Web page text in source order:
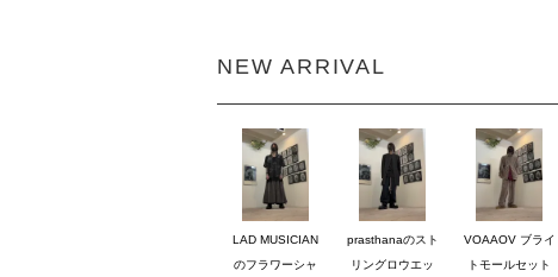
NEW ARRIVAL
LAD MUSICIAN
のフラワーシャ
prasthanaのスト
リングロウエッ
VOAAOV ブライ
トモールセット